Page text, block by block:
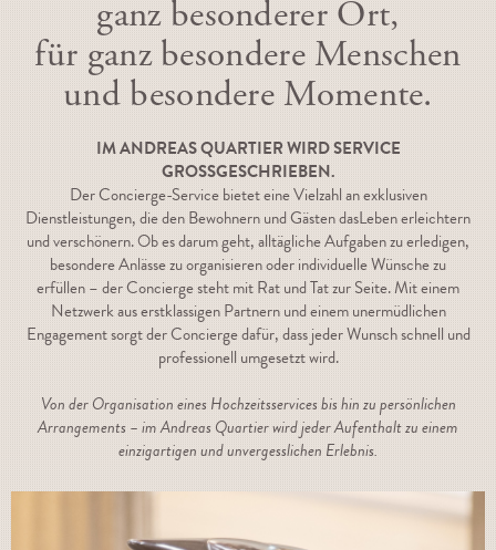
ganz besonderer Ort,
für ganz besondere Menschen
und besondere Momente.
IM ANDREAS QUARTIER WIRD SERVICE
GROSSGESCHRIEBEN.
Der Concierge-Service bietet eine Vielzahl an exklusiven
Dienstleistungen, die den Bewohnern und Gästen dasLeben erleichtern
und verschönern. Ob es darum geht, alltägliche Aufgaben zu erledigen,
besondere Anlässe zu organisieren oder individuelle Wünsche zu
erfüllen – der Concierge steht mit Rat und Tat zur Seite. Mit einem
Netzwerk aus erstklassigen Partnern und einem unermüdlichen
Engagement sorgt der Concierge dafür, dass jeder Wunsch schnell und
professionell umgesetzt wird.
Von der Organisation eines Hochzeitsservices bis hin zu persönlichen
Arrangements – im Andreas Quartier wird jeder Aufenthalt zu einem
einzigartigen und unvergesslichen Erlebnis.